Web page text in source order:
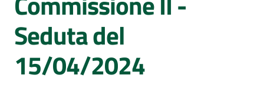
Attività
Argomenti
Seduta del
15/04/2024